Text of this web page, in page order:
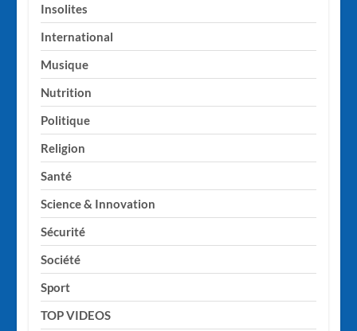
Insolites
International
Musique
Nutrition
Politique
Religion
Santé
Science & Innovation
Sécurité
Société
Sport
TOP VIDEOS